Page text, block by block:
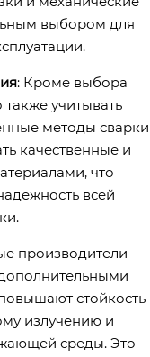
выбором для
: Кроме выбора
учитывать
методы сварки
качественные и
что
всей
производители
стойкость
излучению и
среды. Это